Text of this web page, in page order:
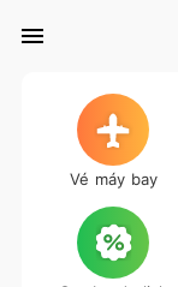
Vé máy bay